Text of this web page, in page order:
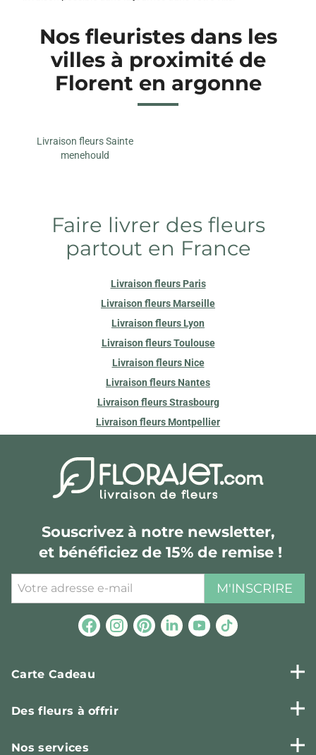
Nos fleuristes dans les
villes à proximité de
Florent en argonne
Livraison fleurs Sainte
menehould
Faire livrer des fleurs
partout en France
Livraison fleurs Paris
Livraison fleurs Marseille
Livraison fleurs Lyon
Livraison fleurs Toulouse
Livraison fleurs Nice
Livraison fleurs Nantes
Livraison fleurs Strasbourg
Livraison fleurs Montpellier
Souscrivez à notre newsletter,
et bénéficiez de 15% de remise !
M'INSCRIRE
Carte Cadeau
Des fleurs à offrir
Nos services